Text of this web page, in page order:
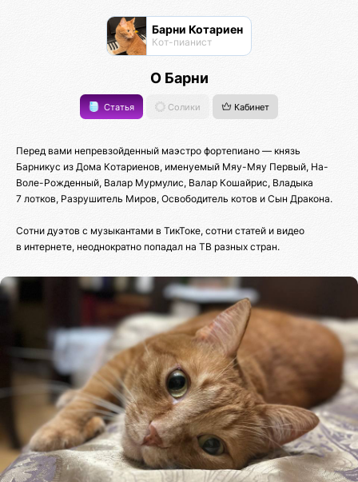
Барни Котариен
Кот-пианист
О Барни
Статья Солики Кабинет
Перед вами непревзойденный маэстро фортепиано — князь
Барникус из Дома Котариенов, именуемый Мяу-Мяу Первый, На-
Воле-Рожденный, Валар Мурмулис, Валар Кошайрис, Владыка
7 лотков, Разрушитель Миров, Освободитель котов и Сын Дракона.
Сотни дуэтов с музыкантами в ТикТоке, сотни статей и видео
в интернете, неоднократно попадал на ТВ разных стран.